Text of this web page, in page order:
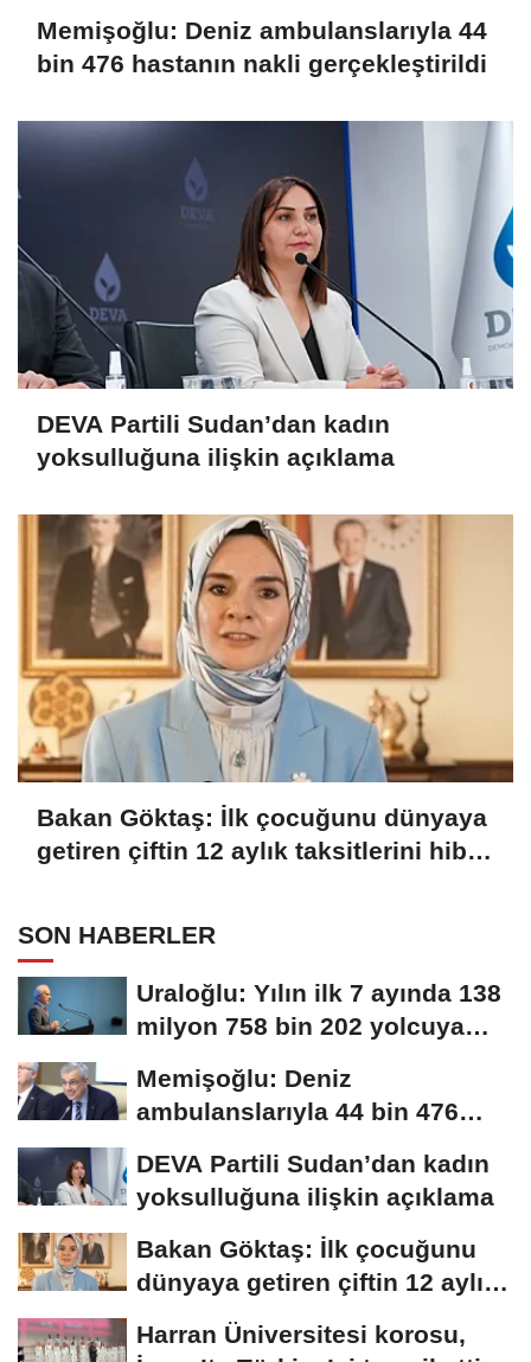
Memişoğlu: Deniz ambulanslarıyla 44
bin 476 hastanın nakli gerçekleştirildi
DEVA Partili Sudan’dan kadın
yoksulluğuna ilişkin açıklama
Bakan Göktaş: İlk çocuğunu dünyaya
getiren çiftin 12 aylık taksitlerini hibe
SON HABERLER
Uraloğlu: Yılın ilk 7 ayında 138
milyon 758 bin 202 yolcuya
Memişoğlu: Deniz
ambulanslarıyla 44 bin 476
DEVA Partili Sudan’dan kadın
yoksulluğuna ilişkin açıklama
Bakan Göktaş: İlk çocuğunu
dünyaya getiren çiftin 12 aylık
Harran Üniversitesi korosu,